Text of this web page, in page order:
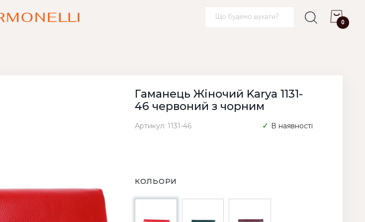
0
Гаманець Жіночий Karya 1131-
46 червоний з чорним
Артикул: 1131-46 В наявності
КОЛЬОРИ